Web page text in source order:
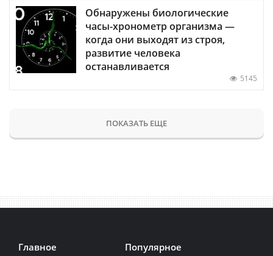
Обнаружены биологические
часы-хронометр организма —
когда они выходят из строя,
развитие человека
останавливается
5145
ПОКАЗАТЬ ЕЩЕ
Главное Популярное